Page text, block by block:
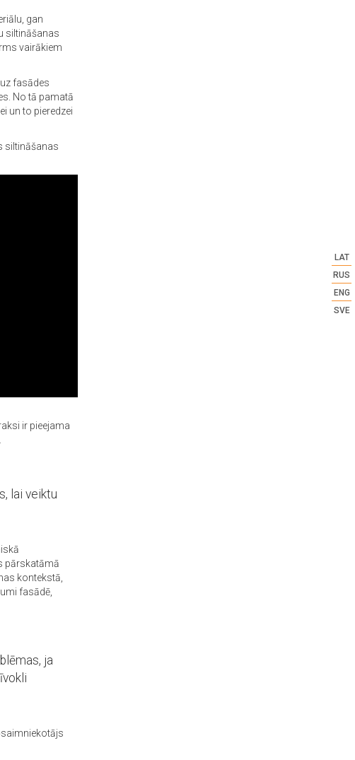
LAT
RUS
ENG
SVE
gan
siltināšanas
vairākiem
fasādes
No tā pamatā
un to pieredzei
siltināšanas
ir pieejama
lai veiktu
pārskatāmā
kontekstā,
fasādē,
ja